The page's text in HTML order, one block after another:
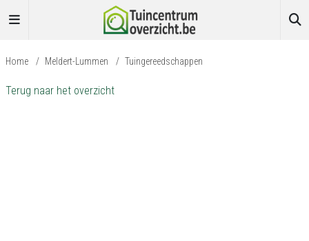
Home / Meldert-Lummen / Tuingereedschappen
Terug naar het overzicht